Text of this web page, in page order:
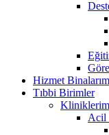
Hizmet
Tıbbi Birimler
Acil